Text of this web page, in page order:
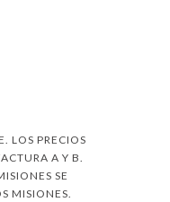
LOS PRECIOS
A Y B.
SE
MISIONES.